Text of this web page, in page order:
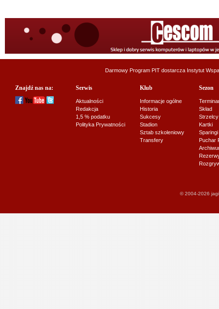
Darmowy Program PIT dostarcza Instytut
Znajdź nas na: Serwis
Aktualności
Redakcja
1,5 % podatku
Polityka Prywatności
Klub
Informacje ogólne
Historia
Sukcesy
Stadion
Sztab szkoleniowy
Transfery
Sezon
Skład
Strzelcy
Kartki
Sparingi
Puchar
© 2004-2026